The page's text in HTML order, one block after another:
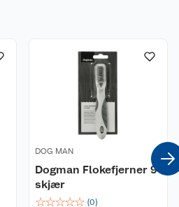
DOG MAN
Dogman Flokefjerner 9
skjær
☆☆☆☆☆ (0)